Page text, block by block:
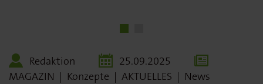
Redaktion
25.09.2025
MAGAZIN | Konzepte | AKTUELLES | News